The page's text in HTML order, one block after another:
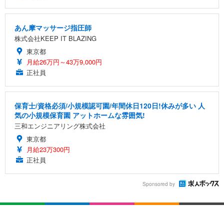
あん摩マッサージ指圧師
株式会社KEEP IT BLAZING
東京都
月給26万円～43万9,000円
正社員
保育士/資格必須/小規模認可園/年間休日120日!休みが多い 人
気の小規模保育園 アットホームな雰囲気!
三和エンジニアリング株式会社
東京都
月給23万300円
正社員
Sponsored by